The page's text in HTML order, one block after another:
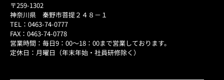
〒259-1302
神奈川県 秦野市菩提２４８－１
TEL：0463-74-0777
FAX：0463-74-0778
営業時間：毎日9：00～18：00まで営業しております。
定休日：月曜日（年末年始・社員研修除く）